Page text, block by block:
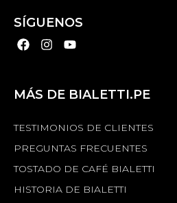
SÍGUENOS
MÁS DE BIALETTI.PE
TESTIMONIOS DE CLIENTES
PREGUNTAS FRECUENTES
TOSTADO DE CAFÉ BIALETTI
HISTORIA DE BIALETTI